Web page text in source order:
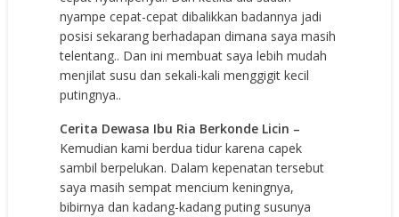
nyampe cepat-cepat dibalikkan badannya jadi
posisi sekarang berhadapan dimana saya masih
telentang.. Dan ini membuat saya lebih mudah
menjilat susu dan sekali-kali menggigit kecil
putingnya..
Cerita Dewasa Ibu Ria Berkonde Licin –
Kemudian kami berdua tidur karena capek
sambil berpelukan. Dalam kepenatan tersebut
saya masih sempat mencium keningnya,
bibirnya dan kadang-kadang puting susunya